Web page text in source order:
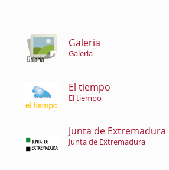
Galeria
Galeria
El tiempo
El tiempo
Junta de Extremadura
Junta de Extremadura